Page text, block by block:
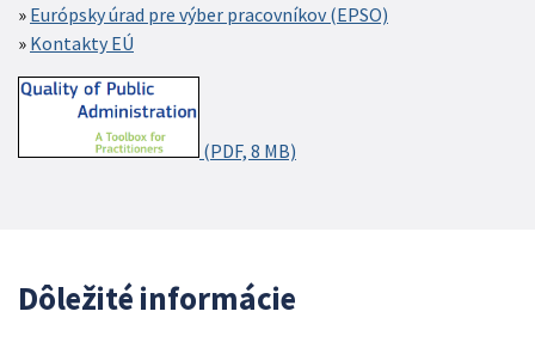
Európsky úrad pre výber pracovníkov (EPSO)
Kontakty EÚ
(PDF, 8 MB)
Dôležité informácie